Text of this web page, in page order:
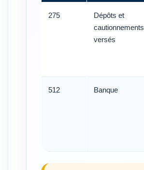
275
Dépôts et
cautionnements
versés
512 Banque